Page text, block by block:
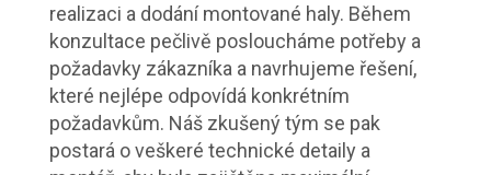
realizaci a dodání montované haly. Během
konzultace pečlivě posloucháme potřeby a
požadavky zákazníka a navrhujeme řešení,
které nejlépe odpovídá konkrétním
požadavkům. Náš zkušený tým se pak
postará o veškeré technické detaily a